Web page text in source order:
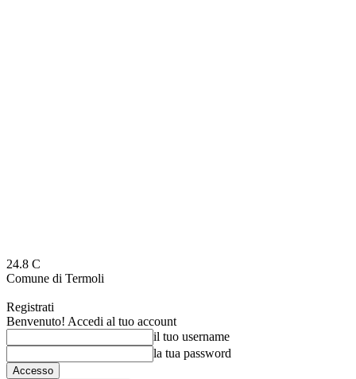
24.8 C
Comune di Termoli
Registrati
Benvenuto! Accedi al tuo account
il tuo username
la tua password